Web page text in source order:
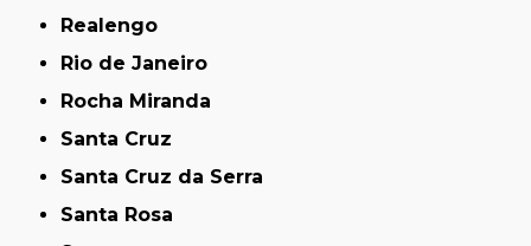
Realengo
Rio de Janeiro
Rocha Miranda
Santa Cruz
Santa Cruz da Serra
Santa Rosa